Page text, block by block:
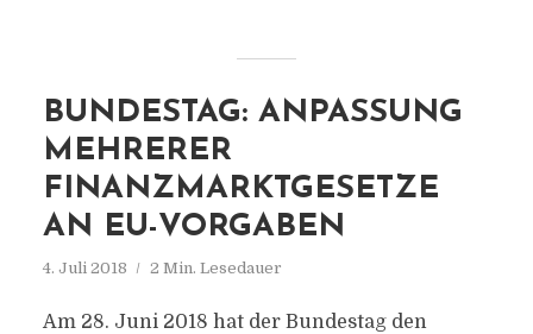
BUNDESTAG: ANPASSUNG
MEHRERER
FINANZMARKTGESETZE
AN EU-VORGABEN
4. Juli 2018 2 Min. Lesedauer
Am 28. Juni 2018 hat der Bundestag den